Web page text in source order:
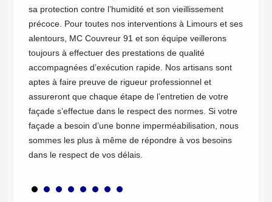
sa protection contre l’humidité et son vieillissement
précoce. Pour toutes nos interventions à Limours et ses
alentours, MC Couvreur 91 et son équipe veillerons
toujours à effectuer des prestations de qualité
accompagnées d’exécution rapide. Nos artisans sont
aptes à faire preuve de rigueur professionnel et
assureront que chaque étape de l’entretien de votre
façade s’effectue dans le respect des normes. Si votre
façade a besoin d’une bonne imperméabilisation, nous
sommes les plus à même de répondre à vos besoins
dans le respect de vos délais.